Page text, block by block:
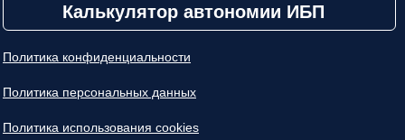
Калькулятор автономии ИБП
Политика конфиденциальности
Политика персональных данных
Политика использования cookies